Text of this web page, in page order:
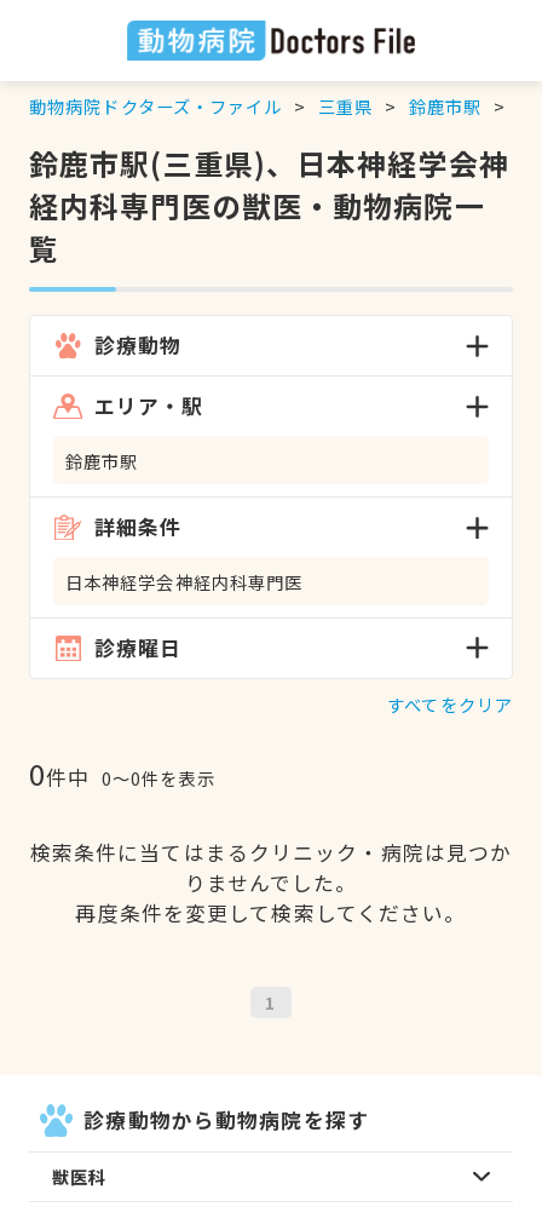
動物病院ドクターズ・ファイル 三重県 鈴鹿市駅
鈴鹿市駅(三重県)、日本神経学会神
経内科専門医の獣医・動物病院一
覧
診療動物
エリア・駅
鈴鹿市駅
詳細条件
日本神経学会神経内科専門医
診療曜日
すべてをクリア
0件中 0〜0件を表示
検索条件に当てはまるクリニック・病院は見つか
りませんでした。
再度条件を変更して検索してください。
1
診療動物から動物病院を探す
獣医科